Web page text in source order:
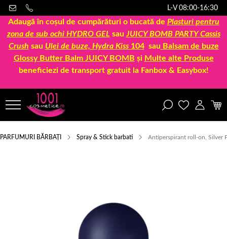
L-V 08:00-16:30
Adaugă în coșul de cumpărături o bucată de Plasturi pentru
zona de sub ochi HYDRO GEL sau JUICY BOMB PARTY Cassis
Crush sau Ulei de buze, Hydra Kiss 104sau Balsam de buze
Glossy Butter Balm JUICY BOMB și Multe alte Produse
beneficiezi de transport gratuit la Fanbox & Easybox!
PARFUMURI BĂRBAȚI Spray & Stick barbati Antiperspirant roll-on, Silver